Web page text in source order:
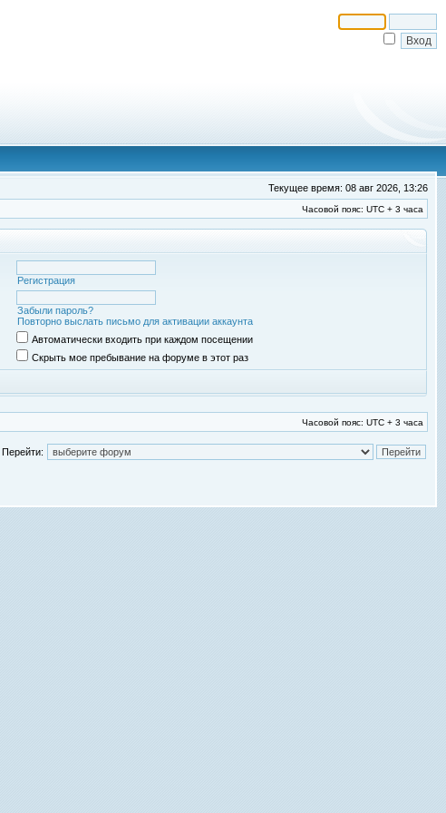
Текущее время: 08 авг 2026, 13:26
Часовой пояс: UTC + 3 часа
Регистрация
Забыли пароль?
Повторно выслать письмо для активации аккаунта
Автоматически входить при каждом посещении
Скрыть мое пребывание на форуме в этот раз
Часовой пояс: UTC + 3 часа
Перейти: